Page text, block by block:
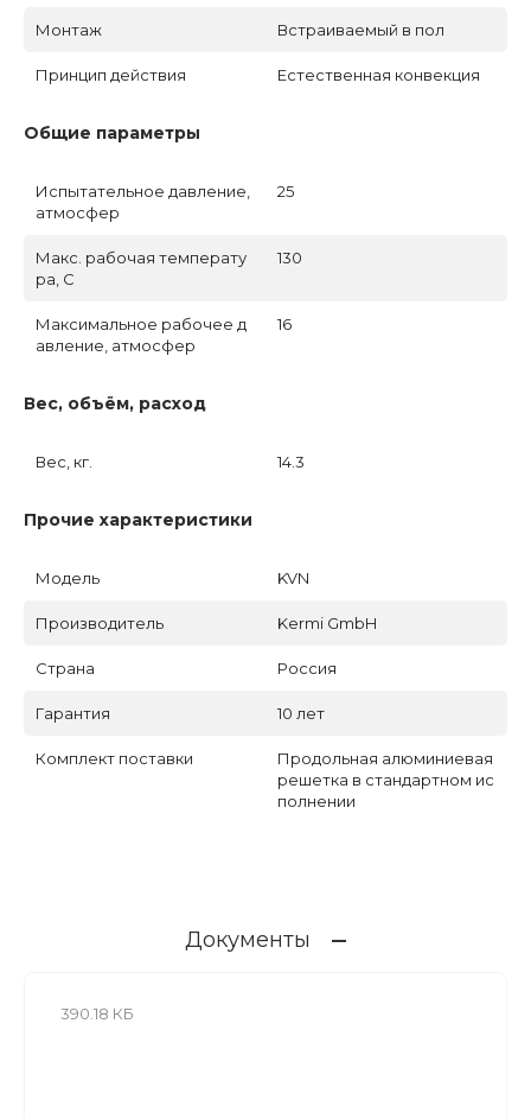
Монтаж Встраиваемый в пол
Принцип действия Естественная конвекция
Общие параметры
Испытательное давление,
атмосфер
25
Макс. рабочая температу
ра, C
130
Максимальное рабочее д
авление, атмосфер
16
Вес, объём, расход
Вес, кг. 14.3
Прочие характеристики
Модель KVN
Производитель Kermi GmbH
Страна Россия
Гарантия 10 лет
Комплект поставки
Продольная алюминиевая
решетка в стандартном ис
полнении
Документы
390.18 КБ